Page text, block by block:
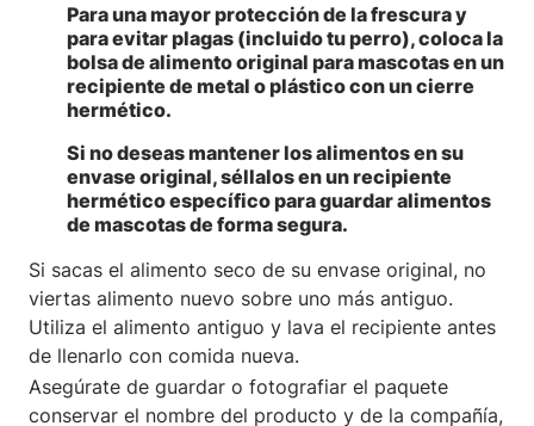
Para una mayor protección de la frescura y
para evitar plagas (incluido tu perro), coloca la
bolsa de alimento original para mascotas en un
recipiente de metal o plástico con un cierre
hermético.
Si no deseas mantener los alimentos en su
envase original, séllalos en un recipiente
hermético específico para guardar alimentos
de mascotas de forma segura.
Si sacas el alimento seco de su envase original, no
viertas alimento nuevo sobre uno más antiguo.
Utiliza el alimento antiguo y lava el recipiente antes
de llenarlo con comida nueva.
Asegúrate de guardar o fotografiar el paquete
conservar el nombre del producto y de la compañía,